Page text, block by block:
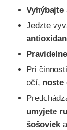
Vyhýbajte
Jedzte
Pri
očí, noste
umyjete
šošovieka